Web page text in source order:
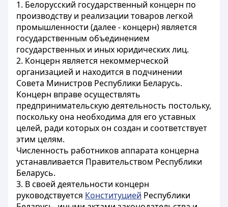
1. Белорусский государственный концерн по
производству и реализации товаров легкой
промышленности (далее - концерн) является
государственным объединением
государственных и иных юридических лиц.
2. Концерн является некоммерческой
организацией и находится в подчинении
Совета Министров Республики Беларусь.
Концерн вправе осуществлять
предпринимательскую деятельность постольку,
поскольку она необходима для его уставных
целей, ради которых он создан и соответствует
этим целям.
Численность работников аппарата концерна
устанавливается Правительством Республики
Беларусь.
3. В своей деятельности концерн
руководствуется Конституцией Республики